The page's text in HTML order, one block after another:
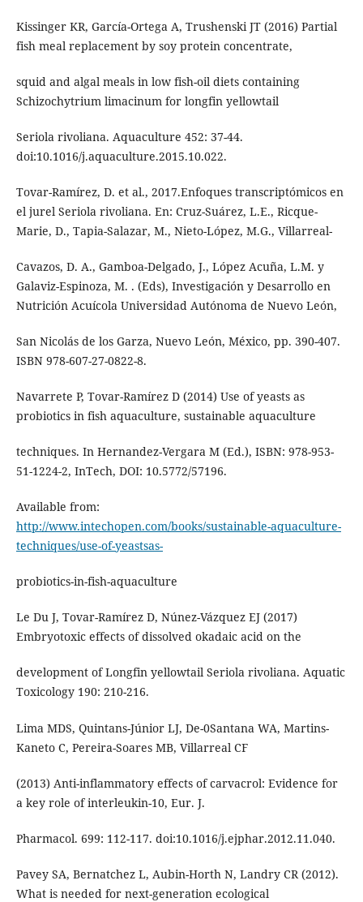
Kissinger KR, García-Ortega A, Trushenski JT (2016) Partial
fish meal replacement by soy protein concentrate,
squid and algal meals in low fish-oil diets containing
Schizochytrium limacinum for longfin yellowtail
Seriola rivoliana. Aquaculture 452: 37-44.
doi:10.1016/j.aquaculture.2015.10.022.
Tovar-Ramírez, D. et al., 2017.Enfoques transcriptómicos en
el jurel Seriola rivoliana. En: Cruz-Suárez, L.E., Ricque-
Marie, D., Tapia-Salazar, M., Nieto-López, M.G., Villarreal-
Cavazos, D. A., Gamboa-Delgado, J., López Acuña, L.M. y
Galaviz-Espinoza, M. . (Eds), Investigación y Desarrollo en
Nutrición Acuícola Universidad Autónoma de Nuevo León,
San Nicolás de los Garza, Nuevo León, México, pp. 390-407.
ISBN 978-607-27-0822-8.
Navarrete P, Tovar-Ramírez D (2014) Use of yeasts as
probiotics in fish aquaculture, sustainable aquaculture
techniques. In Hernandez-Vergara M (Ed.), ISBN: 978-953-
51-1224-2, InTech, DOI: 10.5772/57196.
Available from:
http://www.intechopen.com/books/sustainable-aquaculture-
techniques/use-of-yeastsas-
probiotics-in-fish-aquaculture
Le Du J, Tovar-Ramírez D, Núnez-Vázquez EJ (2017)
Embryotoxic effects of dissolved okadaic acid on the
development of Longfin yellowtail Seriola rivoliana. Aquatic
Toxicology 190: 210-216.
Lima MDS, Quintans-Júnior LJ, De-0Santana WA, Martins-
Kaneto C, Pereira-Soares MB, Villarreal CF
(2013) Anti-inflammatory effects of carvacrol: Evidence for
a key role of interleukin-10, Eur. J.
Pharmacol. 699: 112-117. doi:10.1016/j.ejphar.2012.11.040.
Pavey SA, Bernatchez L, Aubin-Horth N, Landry CR (2012).
What is needed for next-generation ecological